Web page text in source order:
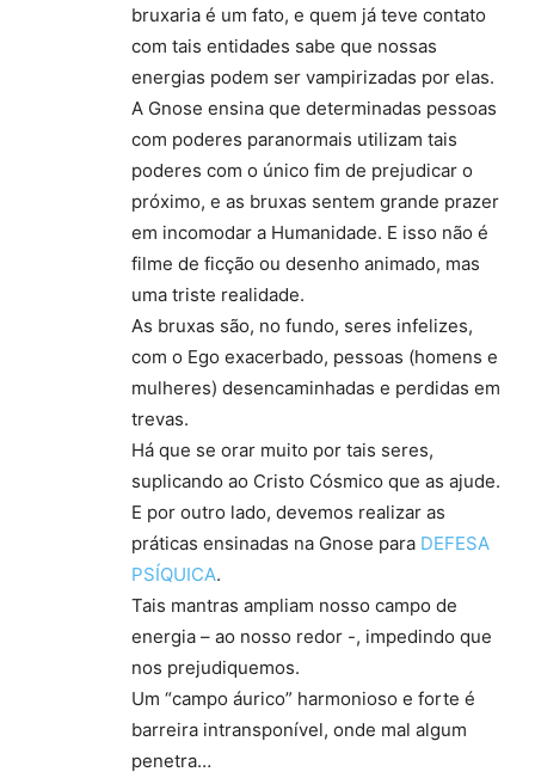
bruxaria é um fato, e quem já teve contato
com tais entidades sabe que nossas
energias podem ser vampirizadas por elas.
A Gnose ensina que determinadas pessoas
com poderes paranormais utilizam tais
poderes com o único fim de prejudicar o
próximo, e as bruxas sentem grande prazer
em incomodar a Humanidade. E isso não é
filme de ficção ou desenho animado, mas
uma triste realidade.
As bruxas são, no fundo, seres infelizes,
com o Ego exacerbado, pessoas (homens e
mulheres) desencaminhadas e perdidas em
trevas.
Há que se orar muito por tais seres,
suplicando ao Cristo Cósmico que as ajude.
E por outro lado, devemos realizar as
práticas ensinadas na Gnose para DEFESA
PSÍQUICA.
Tais mantras ampliam nosso campo de
energia – ao nosso redor -, impedindo que
nos prejudiquemos.
Um “campo áurico” harmonioso e forte é
barreira intransponível, onde mal algum
penetra…